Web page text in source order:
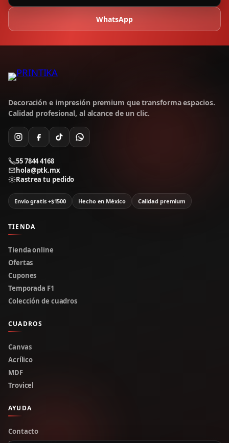
WhatsApp
Decoración e impresión premium que transforma espacios.
Calidad profesional, al alcance de un clic.
55 7844 4168
hola@ptk.mx
Rastrea tu pedido
Envío gratis +$1500 Hecho en México Calidad premium
TIENDA
Tienda online
Ofertas
Cupones
Temporada F1
Colección de cuadros
CUADROS
Canvas
Acrílico
MDF
Trovicel
AYUDA
Contacto